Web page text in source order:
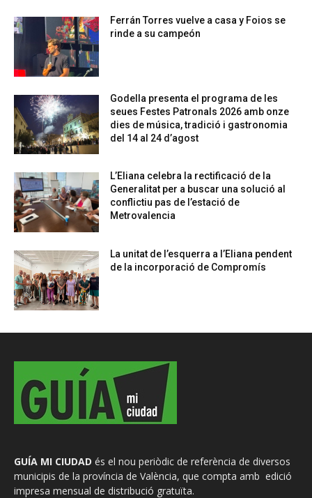
Ferrán Torres vuelve a casa y Foios se
rinde a su campeón
Godella presenta el programa de les
seues Festes Patronals 2026 amb onze
dies de música, tradició i gastronomia
del 14 al 24 d’agost
L’Eliana celebra la rectificació de la
Generalitat per a buscar una solució al
conflictiu pas de l’estació de
Metrovalencia
La unitat de l’esquerra a l’Eliana pendent
de la incorporació de Compromís
GUÍA MI CIUDAD és el nou periòdic de referència de diversos
municipis de la província de València, que compta amb edició
impresa mensual de distribució gratuïta.